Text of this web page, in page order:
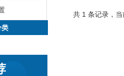
类
共 1 条记录，